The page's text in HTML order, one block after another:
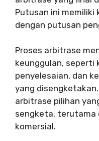
Putusan ini memiliki
dengan putusan
Proses arbitrase
keunggulan, seperti
penyelesaian, dan
yang
arbitrase pilihan
sengketa, terutama
komersial.